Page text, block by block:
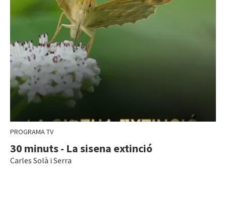
PROGRAMA TV
30 minuts - La sisena extinció
Carles Solà i Serra